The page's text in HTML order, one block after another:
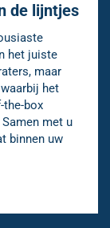
de lijntjes
het juiste
maar
het
box
met u
binnen uw